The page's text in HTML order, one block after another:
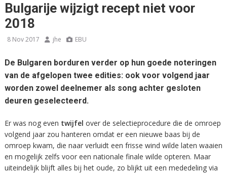
Bulgarije wijzigt recept niet voor
2018
8 Nov 2017 jhe EBU
De Bulgaren borduren verder op hun goede noteringen
van de afgelopen twee edities: ook voor volgend jaar
worden zowel deelnemer als song achter gesloten
deuren geselecteerd.
Er was nog even twijfel over de selectieprocedure die de omroep
volgend jaar zou hanteren omdat er een nieuwe baas bij de
omroep kwam, die naar verluidt een frisse wind wilde laten waaien
en mogelijk zelfs voor een nationale finale wilde opteren. Maar
uiteindelijk blijft alles bij het oude, zo blijkt uit een mededeling via